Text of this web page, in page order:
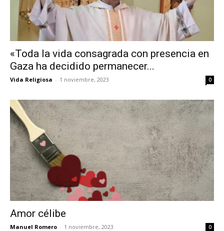
«Toda la vida consagrada con presencia en
Gaza ha decidido permanecer...
Vida Religiosa - 1 noviembre, 2023 0
Amor célibe
Manuel Romero - 1 noviembre, 2023 0